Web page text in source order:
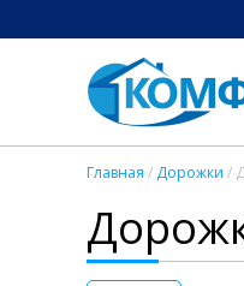
Главная / Дорожки /